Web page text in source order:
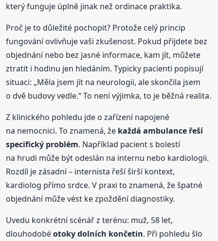
který funguje úplně jinak než ordinace praktika.
Proč je to důležité pochopit? Protože celý princip
fungování ovlivňuje vaši zkušenost. Pokud přijdete bez
objednání nebo bez jasné informace, kam jít, můžete
ztratit i hodinu jen hledáním. Typicky pacienti popisují
situaci: „Měla jsem jít na neurologii, ale skončila jsem
o dvě budovy vedle.“ To není výjimka, to je běžná realita.
Z klinického pohledu jde o zařízení napojené
na nemocnici. To znamená, že každá ambulance řeší
specifický problém. Například pacient s bolestí
na hrudi může být odeslán na internu nebo kardiologii.
Rozdíl je zásadní – internista řeší širší kontext,
kardiolog přímo srdce. V praxi to znamená, že špatné
objednání může vést ke zpoždění diagnostiky.
Uvedu konkrétní scénář z terénu: muž, 58 let,
dlouhodobéotoky dolních končetin. Při pohledu šlo